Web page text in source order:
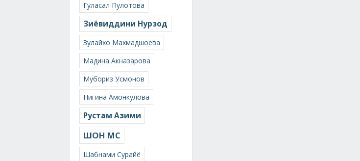
Гуласал Пулотова
Зиёвиддини Нурзод
Зулайхо Махмадшоева
Мадина Акназарова
Мубориз Усмонов
Нигина Амонкулова
Рустам Азими
ШОН МС
Шабнами Сурайё